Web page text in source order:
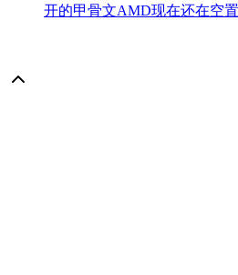
开的甲骨文AMD现在还在空